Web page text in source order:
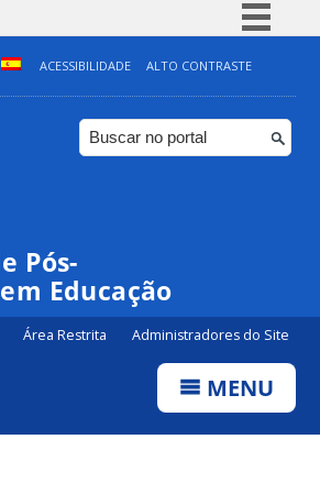
Simplifique!
Comunica BR
Participe
ACESSIBILIDADE
ALTO CONTRASTE
Pós-
Educação
Área Restrita Administradores do Site
MENU